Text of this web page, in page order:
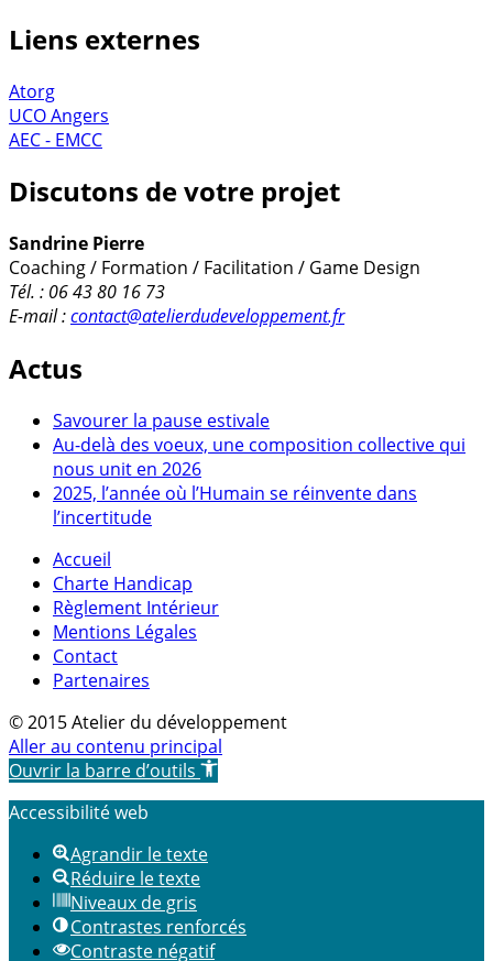
Liens externes
Atorg
UCO Angers
AEC - EMCC
Discutons de votre projet
Sandrine Pierre
Coaching / Formation / Facilitation / Game Design
Tél. : 06 43 80 16 73
E-mail :contact@atelierdudeveloppement.fr
Actus
Savourer la pause estivale
Au-delà des voeux, une composition collective qui
nous unit en 2026
2025, l’année où l’Humain se réinvente dans
l’incertitude
Accueil
Charte Handicap
Règlement Intérieur
Mentions Légales
Contact
Partenaires
© 2015 Atelier du développement
Aller au contenu principal
Ouvrir la barre d’outils
Accessibilité web
Agrandir le texte
Réduire le texte
Niveaux de gris
Contrastes renforcés
Contraste négatif